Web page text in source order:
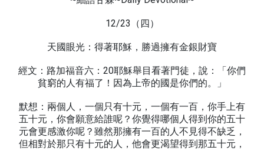
12/23（四）
天國眼光：得著耶穌，勝過擁有金銀財寶
經文：路加福音六：20耶穌舉目看著門徒，說：「你們
貧窮的人有福了！因為上帝的國是你們的。」
默想：兩個人，一個只有十元，一個有一百，你手上有
五十元，你會願意給誰呢？你覺得哪個人得到你的五十
元會更感激你呢？雖然那擁有一百的人不見得不缺乏，
但相對於那只有十元的人，他會更渴望得到那五十元，